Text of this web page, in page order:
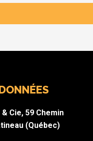
Cie, 59 Chemin
(Québec)